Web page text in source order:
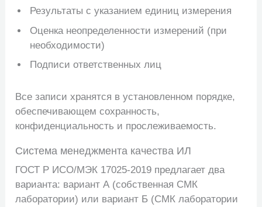
Результаты с указанием единиц измерения
Оценка неопределенности измерений (при
необходимости)
Подписи ответственных лиц
Все записи хранятся в установленном порядке,
обеспечивающем сохранность,
конфиденциальность и прослеживаемость.
Система менеджмента качества ИЛ
ГОСТ Р ИСО/МЭК 17025-2019 предлагает два
варианта: вариант А (собственная СМК
лаборатории) или вариант Б (СМК лаборатории